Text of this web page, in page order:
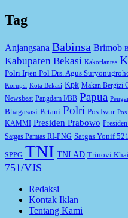
Tag
Anjangsana Babinsa Brimob
Kabupaten Bekasi Kakorlantas
Polri Irjen Pol Drs. Agus
Korupsi Kota Bekasi Kpk Makan Bergizi
Newsbeat Pangdam I/BB Papua
Bhagasasi Petani Polri Pos Iwur
KAMMI Presiden Prabowo
Satgas Pamtas RI-PNG Satgas Yonif
SPPG TNI TNI AD Trinovi
751/VJS
Redaksi
Kontak Iklan
Tentang Kami